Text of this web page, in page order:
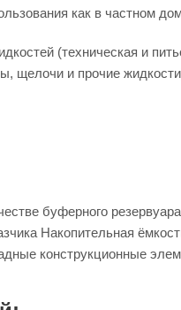
как в частном
(техническая и
щелочи и прочие
буферного
Накопительная
конструкционные